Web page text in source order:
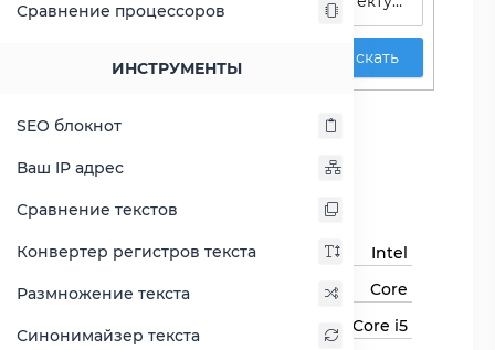
Сравнение процессоров
ИНСТРУМЕНТЫ
SEO блокнот
Ваш IP адрес
Сравнение текстов
Конвертер регистров текста
Размножение текста
Синонимайзер текста
Искать
Core i5-7500
Сравнить Core i5-7500
Основная информация
Бренд
Intel
Семейство процессоров
Core
Линейка процессора
Core i5